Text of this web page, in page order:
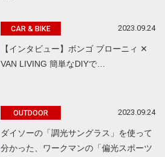
CAR & BIKE 2023.09.24
【インタビュー】ボンゴ ブローニィ ✕
VAN LIVING 簡単なDIYで…
OUTDOOR 2023.09.24
ダイソーの「調光サングラス」を使って
分かった、ワークマンの「偏光スポーツ